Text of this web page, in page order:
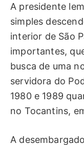
A presidente
simples
interior de São
importantes,
busca de uma
servidora do
1980 e 1989
no Tocantins,
A